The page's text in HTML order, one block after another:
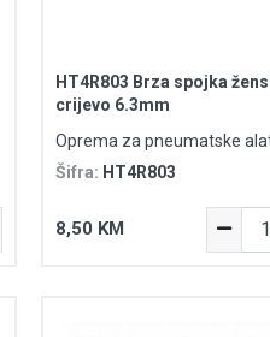
HT4R803 Brza spojka
crijevo 6.3mm
Oprema za pneumatske
Šifra: HT4R803
8,50 KM